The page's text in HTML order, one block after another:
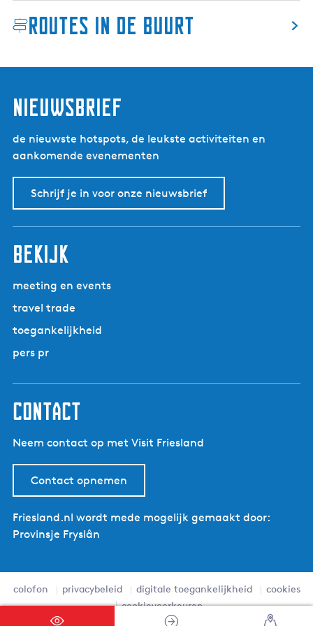
d
j
Routes in de buurt
nieuwsbrief
de nieuwste hotspots, de leukste activiteiten en
aankomende evenementen
Schrijf je in voor onze nieuwsbrief
bekijk
meeting en events
travel trade
toegankelijkheid
pers pr
contact
Neem contact op met Visit Friesland
Contact opnemen
Friesland.nl wordt mede mogelijk gemaakt door:
Provinsje Fryslân
colofon privacybeleid digitale toegankelijkheid
cookies
cookievoorkeuren